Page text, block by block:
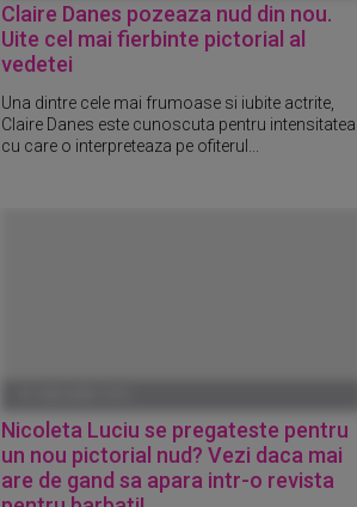
Claire Danes pozeaza nud din nou.
Uite cel mai fierbinte pictorial al
vedetei
Una dintre cele mai frumoase si iubite actrite,
Claire Danes este cunoscuta pentru intensitatea
cu care o interpreteaza pe ofiterul...
Nicoleta Luciu se pregateste pentru
un nou pictorial nud? Vezi daca mai
are de gand sa apara intr-o revista